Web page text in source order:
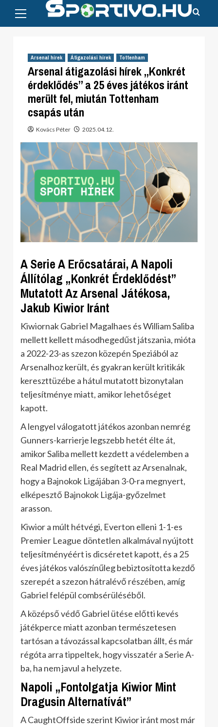
content
Menu
Arsenal hírek Átigazolási hírek Tottenham
Arsenal átigazolási hírek „Konkrét
érdeklődés” a 25 éves játékos iránt
merült fel, miután Tottenham
csapás után
Kovács Péter 2025.04.12.
A Serie A Erőcsatárai, A Napoli
Állítólag „Konkrét Érdeklődést”
Mutatott Az Arsenal Játékosa,
Jakub Kiwior Iránt
Kiwiornak Gabriel Magalhaes és William Saliba
mellett kellett másodhegedűst játszania, mióta
a 2022-23-as szezon közepén Speziából az
Arsenalhoz került, és gyakran került kritikák
kereszttüzébe a hátul mutatott bizonytalan
teljesítménye miatt, amikor lehetőséget
kapott.
A lengyel válogatott játékos azonban nemrég
Gunners-karrierje legszebb hetét élte át,
amikor Saliba mellett kezdett a védelemben a
Real Madrid ellen, és segített az Arsenalnak,
hogy a Bajnokok Ligájában 3-0-ra megnyert,
elképesztő Bajnokok Ligája-győzelmet
arasson.
Kiwior a múlt hétvégi, Everton elleni 1-1-es
Premier League döntetlen alkalmával nyújtott
teljesítményéért is dicséretet kapott, és a 25
éves játékos valószínűleg bebiztosította kezdő
szerepét a szezon hátralévő részében, amíg
Gabriel felépül combsérüléséből.
A középső védő Gabriel ütése előtti kevés
játékperce miatt azonban természetesen
tartósan a távozással kapcsolatban állt, és már
régóta arra tippeltek, hogy visszatér a Serie A-
ba, ha nem javul a helyzete.
Napoli „Fontolgatja Kiwior Mint
Dragusin Alternatívát”
A CaughtOffside szerint Kiwior iránt most már